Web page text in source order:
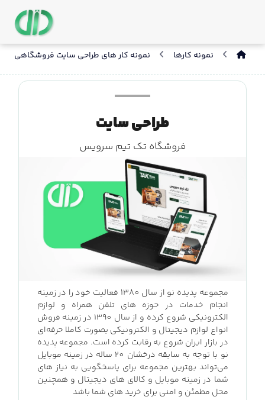
نمونه کارها نمونه کار های طراحی سایت فروشگاهی
طراحی سایت
فروشگاه تک تیم سرویس
مجموعه پدیده نو از سال 1380 فعالیت خود را در زمینه
انجام خدمات در حوزه ‌های تلفن‌ همراه و لوازم
الکترونیکی شروع کرده و از سال 1390 در زمینه فروش
انواع لوازم دیجیتال و الکترونیکی بصورت کاملا حرفه‌ای
در بازار ایران شروع به رقابت کرده است. مجموعه پدیده‌
نو با توجه به سابقه درخشان 20 ساله در زمینه موبایل
می‌تواند بهترین مجموعه برای پاسخگویی به نیاز های
شما در زمینه موبایل و کالای های دیجیتال و همچنین
محل مطمئن و امنی برای خرید های شما باشد